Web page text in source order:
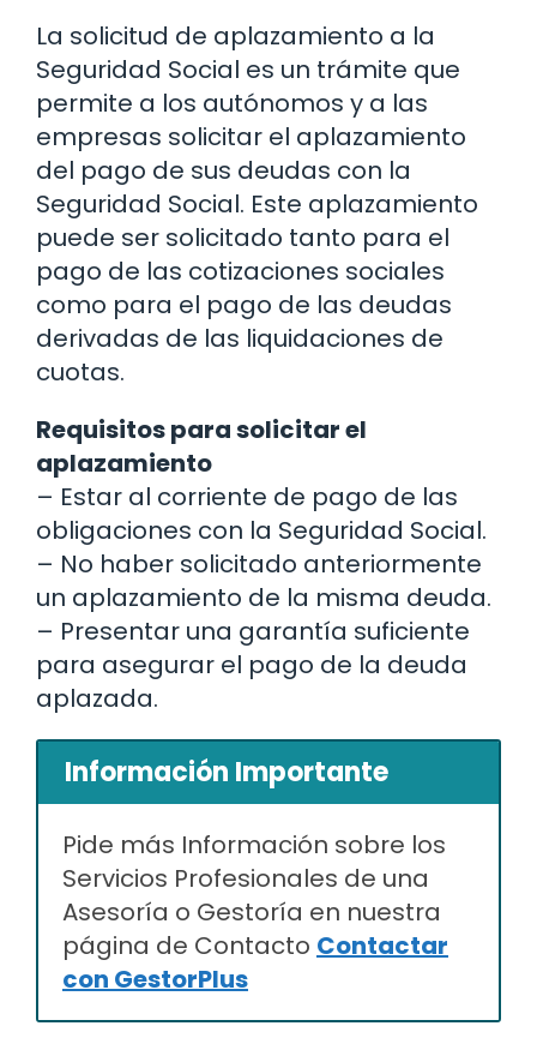
La solicitud de aplazamiento a la
Seguridad Social es un trámite que
permite a los autónomos y a las
empresas solicitar el aplazamiento
del pago de sus deudas con la
Seguridad Social. Este aplazamiento
puede ser solicitado tanto para el
pago de las cotizaciones sociales
como para el pago de las deudas
derivadas de las liquidaciones de
cuotas.
Requisitos para solicitar el
aplazamiento
– Estar al corriente de pago de las
obligaciones con la Seguridad Social.
– No haber solicitado anteriormente
un aplazamiento de la misma deuda.
– Presentar una garantía suficiente
para asegurar el pago de la deuda
aplazada.
Información Importante
Pide más Información sobre los
Servicios Profesionales de una
Asesoría o Gestoría en nuestra
página de Contacto Contactar
con GestorPlus